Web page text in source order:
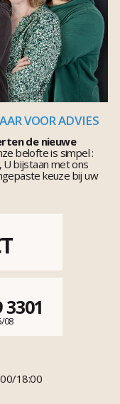
VOOR ADVIES
de nieuwe
belofte is simpel :
bijstaan met ons
keuze bij uw
3301
08
18:00